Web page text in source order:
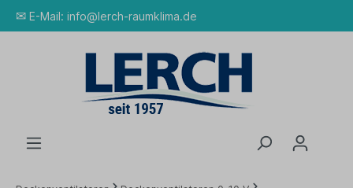
✉ E-Mail: info@lerch-raumklima.de